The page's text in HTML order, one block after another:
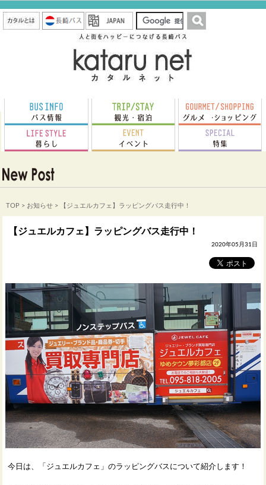
TOP > お知らせ > 【ジュエルカフェ】ラッピングバス走行中！
【ジュエルカフェ】ラッピングバス走行中！
2020年05月31日
今日は、「ジュエルカフェ」のラッピングバスについて紹介します！